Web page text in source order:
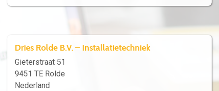
Dries Rolde B.V. – Installatietechniek
Gieterstraat 51
9451 TE Rolde
Nederland